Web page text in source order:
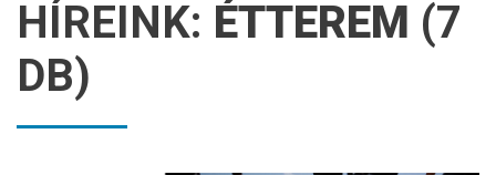
HÍREINK: ÉTTEREM (7
DB)